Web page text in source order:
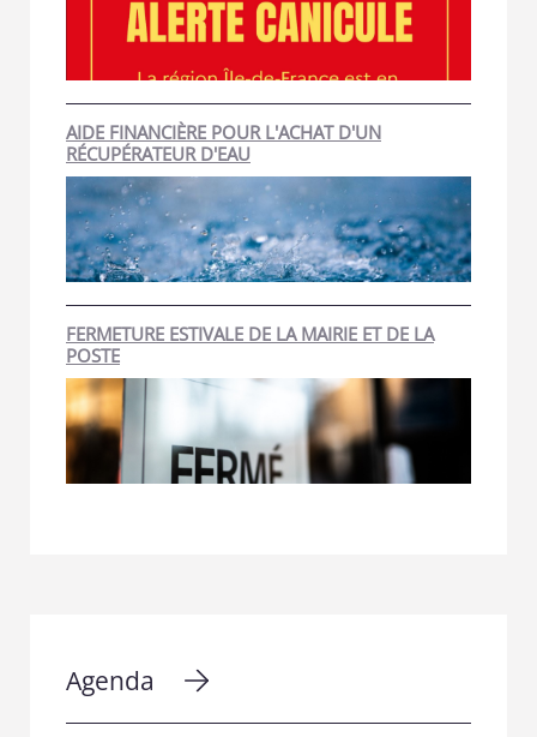
AIDE FINANCIÈRE POUR L'ACHAT D'UN
RÉCUPÉRATEUR D'EAU
FERMETURE ESTIVALE DE LA MAIRIE ET DE LA
POSTE
Agenda